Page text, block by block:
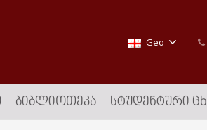
Geo
ᲑᲘᲑᲚᲘᲝᲗᲔᲙᲐ ᲡᲢᲣᲓᲔᲜᲢᲣᲠᲘ